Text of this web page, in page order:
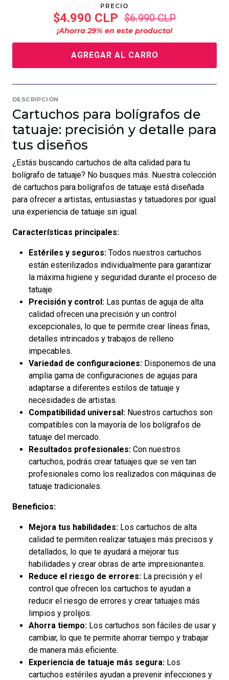
PRECIO
$4.990 CLP $6.990 CLP
¡Ahorra 29% en este producto!
AGREGAR AL CARRO
DESCRIPCIÓN
Cartuchos para bolígrafos de
tatuaje: precisión y detalle para
tus diseños
¿Estás buscando cartuchos de alta calidad para tu
bolígrafo de tatuaje? No busques más. Nuestra colección
de cartuchos para bolígrafos de tatuaje está diseñada
para ofrecer a artistas, entusiastas y tatuadores por igual
una experiencia de tatuaje sin igual.
Características principales:
Estériles y seguros: Todos nuestros cartuchos
están esterilizados individualmente para garantizar
la máxima higiene y seguridad durante el proceso de
tatuaje.
Precisión y control: Las puntas de aguja de alta
calidad ofrecen una precisión y un control
excepcionales, lo que te permite crear líneas finas,
detalles intrincados y trabajos de relleno
impecables.
Variedad de configuraciones: Disponemos de una
amplia gama de configuraciones de agujas para
adaptarse a diferentes estilos de tatuaje y
necesidades de artistas.
Compatibilidad universal: Nuestros cartuchos son
compatibles con la mayoría de los bolígrafos de
tatuaje del mercado.
Resultados profesionales: Con nuestros
cartuchos, podrás crear tatuajes que se ven tan
profesionales como los realizados con máquinas de
tatuaje tradicionales.
Beneficios:
Mejora tus habilidades: Los cartuchos de alta
calidad te permiten realizar tatuajes más precisos y
detallados, lo que te ayudará a mejorar tus
habilidades y crear obras de arte impresionantes.
Reduce el riesgo de errores: La precisión y el
control que ofrecen los cartuchos te ayudan a
reducir el riesgo de errores y crear tatuajes más
limpios y prolijos.
Ahorra tiempo: Los cartuchos son fáciles de usar y
cambiar, lo que te permite ahorrar tiempo y trabajar
de manera más eficiente.
Experiencia de tatuaje más segura: Los
cartuchos estériles ayudan a prevenir infecciones y